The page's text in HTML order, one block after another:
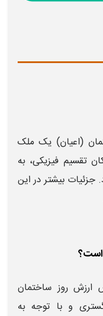
(اعیان) یک ملک
تقسیم فیزیکی، به
بیشتر در این
ارزش روز ساختمان
و با توجه به